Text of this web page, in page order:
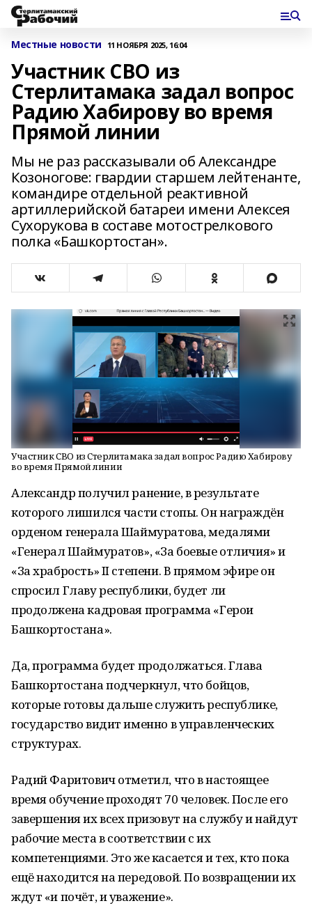
Местные новости 11 НОЯБРЯ 2025, 16:04
Участник СВО из
Стерлитамака задал вопрос
Радию Хабирову во время
Прямой линии
Мы не раз рассказывали об Александре
Козоногове: гвардии старшем лейтенанте,
командире отдельной реактивной
артиллерийской батареи имени Алексея
Сухорукова в составе мотострелкового
полка «Башкортостан».
Участник СВО из Стерлитамака задал вопрос Радию Хабирову
во время Прямой линии
Александр получил ранение, в результате
которого лишился части стопы. Он награждён
орденом генерала Шаймуратова, медалями
«Генерал Шаймуратов», «За боевые отличия» и
«За храбрость» II степени. В прямом эфире он
спросил Главу республики, будет ли
продолжена кадровая программа «Герои
Башкортостана».
Да, программа будет продолжаться. Глава
Башкортостана подчеркнул, что бойцов,
которые готовы дальше служить республике,
государство видит именно в управленческих
структурах.
Радий Фаритович отметил, что в настоящее
время обучение проходят 70 человек. После его
завершения их всех призовут на службу и найдут
рабочие места в соответствии с их
компетенциями. Это же касается и тех, кто пока
ещё находится на передовой. По возвращении их
ждут «и почёт, и уважение».